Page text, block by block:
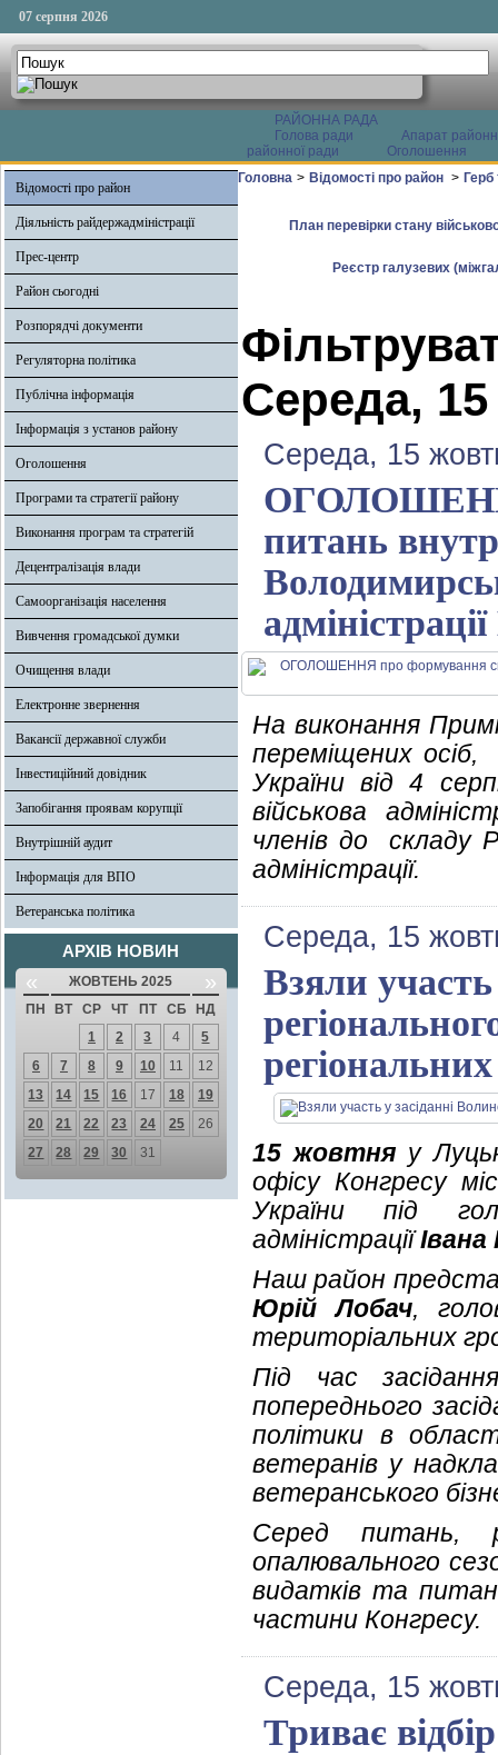
07 серпня 2026
РАЙОННА РАДА
Голова ради
Апарат
районної ради
Оголошення
Відомості про район
Діяльність райдержадміністрації
Прес-центр
Район сьогодні
Розпорядчі документи
Регуляторна політика
Публічна інформація
Інформація з установ району
Оголошення
Програми та стратегії району
Виконання програм та стратегій
Децентралізація влади
Самоорганізація населення
Вивчення громадської думки
Очищення влади
Електронне звернення
Вакансії державної служби
Інвестиційний довідник
Запобігання проявам корупції
Внутрішній аудит
Інформація для ВПО
Ветеранська політика
АРХІВ НОВИН
« ЖОВТЕНЬ 2025 »
ПН ВТ СР ЧТ ПТ СБ
НД
1
2 3 4
5
6
7 8 9 10 11
12
13
14 15 16 17 18
19
20
21 22 23 24 25
26
27
28 29 30 31
Головна > Відомості про район > Герб
План перевірки стану
Реєстр галузевих
Середа,
Середа, 15
питань
На виконання
переміщених
України від 4
військова
членів до складу
адміністрації.
Середа, 15
Взяли участь
15 жовтня у
офісу Конгресу
України під
адміністрації
Наш район
Юрій Лобач,
територіальних
Під час
попереднього
політики в
ветеранів у
ветеранського
Серед питань,
опалювального
видатків та
частини Конгресу.
Середа, 15
Триває